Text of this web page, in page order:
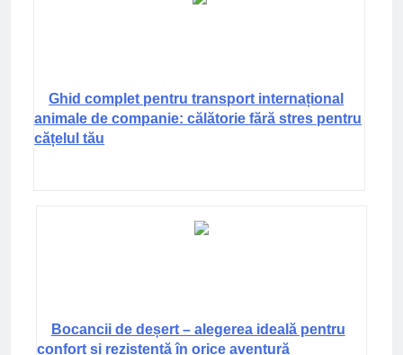
Ghid complet pentru transport internațional
animale de companie: călătorie fără stres pentru
cățelul tău
Bocancii de deșert – alegerea ideală pentru
confort și rezistență în orice aventură